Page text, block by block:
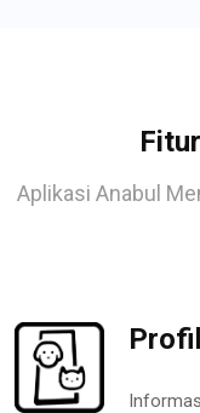
Aplikasi Anabul